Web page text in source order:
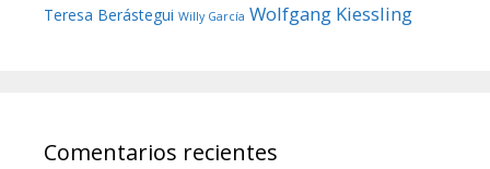
Teresa Berástegui Willy García Wolfgang Kiessling
Comentarios recientes